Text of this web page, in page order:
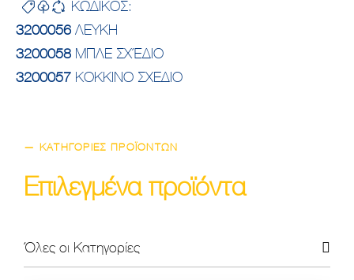
ΚΩΔΙΚΟΣ:
3200056 ΛΕΥΚH
3200058 ΜΠΛΕ ΣΧΈΔΙΟ
3200057 ΚOΚΚΙΝΟ ΣΧEΔΙΟ
— ΚΑΤΗΓΟΡΊΕΣ ΠΡΟΪΌΝΤΩΝ
Επιλεγμένα προϊόντα
Όλες οι Κατηγορίες